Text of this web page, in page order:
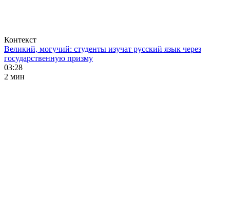
Контекст
Великий, могучий: студенты изучат русский язык через
государственную призму
03:28
2 мин